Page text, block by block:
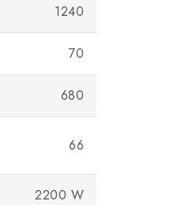
1240
70
680
66
2200 W